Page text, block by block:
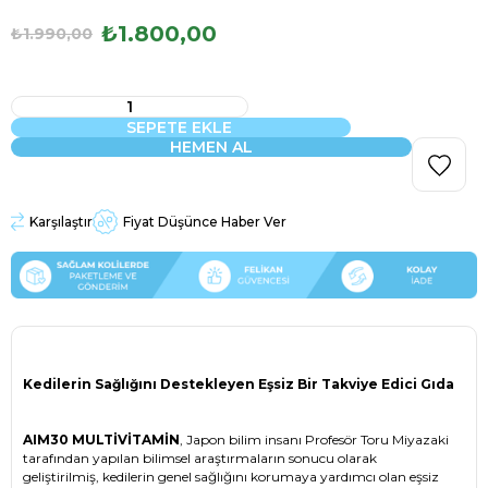
₺1.990,00 ₺1.800,00
Karşılaştır Fiyat Düşünce Haber Ver
Kedilerin Sağlığını Destekleyen Eşsiz Bir Takviye Edici Gıda
AIM30 MULTİVİTAMİN , Japon bilim insanı Profesör Toru Miyazaki
tarafından yapılan bilimsel araştırmaların sonucu olarak
geliştirilmiş, kedilerin genel sağlığını korumaya yardımcı olan eşsiz